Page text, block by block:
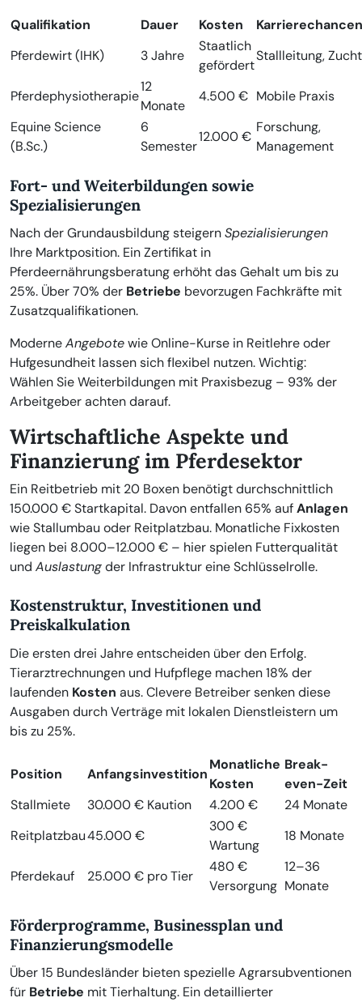
Qualifikation Dauer Kosten
Karrierechancen
Pferdewirt (IHK)
3 Jahre
Staatlich
gefördert
Stallleitung, Zucht
Pferdephysiotherapie
12
Monate
4.500 € Mobile Praxis
Equine Science
(B.Sc.)
6
Semester
12.000 €
Forschung,
Management
Fort- und Weiterbildungen sowie
Spezialisierungen
Nach der Grundausbildung steigernSpezialisierungen
Ihre Marktposition. Ein Zertifikat in
Pferdeernährungsberatung erhöht das Gehalt um bis zu
25%. Über 70% der Betriebe bevorzugen Fachkräfte mit
Zusatzqualifikationen.
ModerneAngebotewie Online-Kurse in Reitlehre oder
Hufgesundheit lassen sich flexibel nutzen. Wichtig:
Wählen Sie Weiterbildungen mit Praxisbezug – 93% der
Arbeitgeber achten darauf.
Wirtschaftliche Aspekte und
Finanzierung im Pferdesektor
Ein Reitbetrieb mit 20 Boxen benötigt durchschnittlich
150.000 € Startkapital. Davon entfallen 65% aufAnlagen
wie Stallumbau oder Reitplatzbau. Monatliche Fixkosten
liegen bei 8.000–12.000 € – hier spielen Futterqualität
und Auslastungder Infrastruktur eine Schlüsselrolle.
Kostenstruktur, Investitionen und
Preiskalkulation
Die ersten drei Jahre entscheiden über den Erfolg.
Tierarztrechnungen und Hufpflege machen 18% der
laufenden Kosten aus. Clevere Betreiber senken diese
Ausgaben durch Verträge mit lokalen Dienstleistern um
bis zu 25%.
Position Anfangsinvestition
Monatliche
Kosten
Break-
even-Zeit
Stallmiete
30.000 € Kaution 4.200 €
24 Monate
Reitplatzbau45.000 €
300 €
Wartung
18 Monate
Pferdekauf 25.000 € pro Tier
480 €
Versorgung
12–36
Monate
Förderprogramme, Businessplan und
Finanzierungsmodelle
Über 15 Bundesländer bieten spezielle Agrarsubventionen
für Betriebe mit Tierhaltung. Ein detaillierter